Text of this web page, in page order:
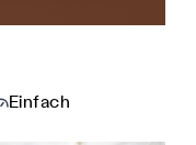
Einfach